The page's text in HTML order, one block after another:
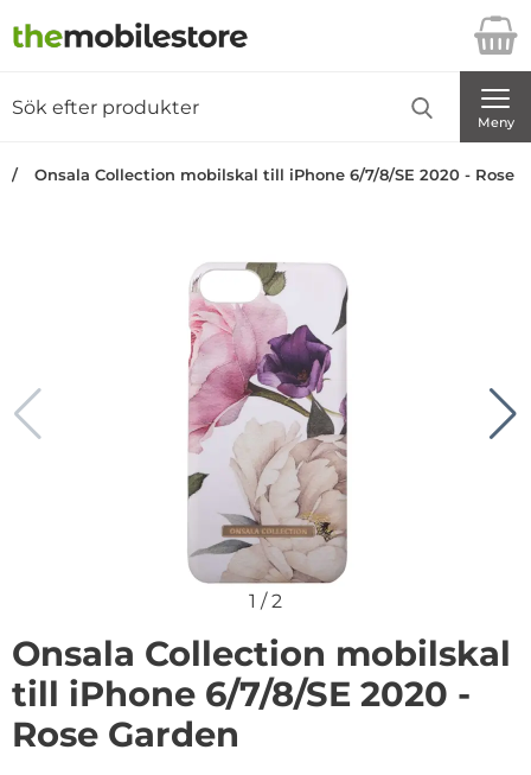
Startsidan för Danira Telecom AB
Meny
Onsala Collection mobilskal till iPhone 6/7/8/SE 2020 - Rose
1 /2
Onsala Collection mobilskal
till iPhone 6/7/8/SE 2020 -
Rose Garden